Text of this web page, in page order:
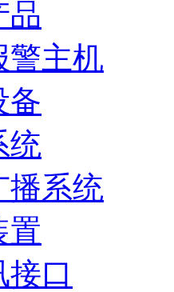
品
警主机
备
统
播系统
置
口